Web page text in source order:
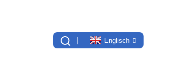
Englisch